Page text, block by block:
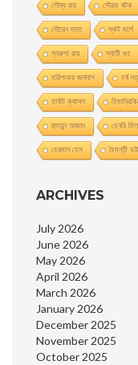
সৌম্য রায় সৌরভ ঘটক
সৌরেন দত্ত স্কট মর্লে
স্বরুপা রায় স্বাতী গুহ
হরিশংকর জলদাস হর্ষ
হার্বাট ক্যাসল
হুমায়ুন আজাদ হেনরি
হেরমান হেস হৈমন্তী
ARCHIVES
July 2026
June 2026
May 2026
April 2026
March 2026
January 2026
December 2025
November 2025
October 2025